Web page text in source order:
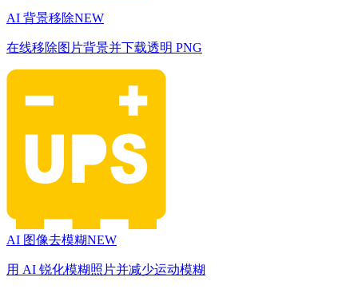
AI 背景移除NEW
在线移除图片背景并下载透明 PNG
AI 图像去模糊NEW
用 AI 锐化模糊照片并减少运动模糊